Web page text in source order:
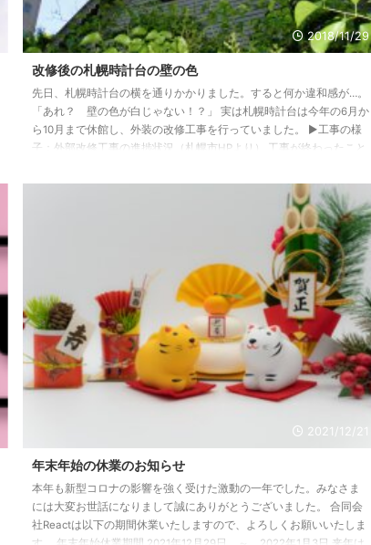
2018/11/29
改修後の札幌時計台の壁の色
先日、札幌時計台の横を通りかかりました。すると何か違和感が…。
「あれ？ 壁の色が白じゃない！？」 実は札幌時計台は今年の6月か
ら10月まで休館し、外装の改修工事を行っていました。 ▶工事の様
子：外部改修工事の進捗状況（札幌市HPより） 工事が終わったこと
うかな、と思ったら、真っ白じゃなくてなんだかくすんだような色
でした。 どうやら「壁の色は９８年の改修時に用いた色見本やデー
タなどの記録を基に再現した（市文化財課）」とのこと。外壁の色
2021/12/21
年末年始の休業のお知らせ
本年も新型コロナの影響を強く受けた激動の一年でした。みなさま
には大変お世話になりまして誠にありがとうございました。 合同会
社Reactは以下の期間休業いたしますので、よろしくお願いいたしま